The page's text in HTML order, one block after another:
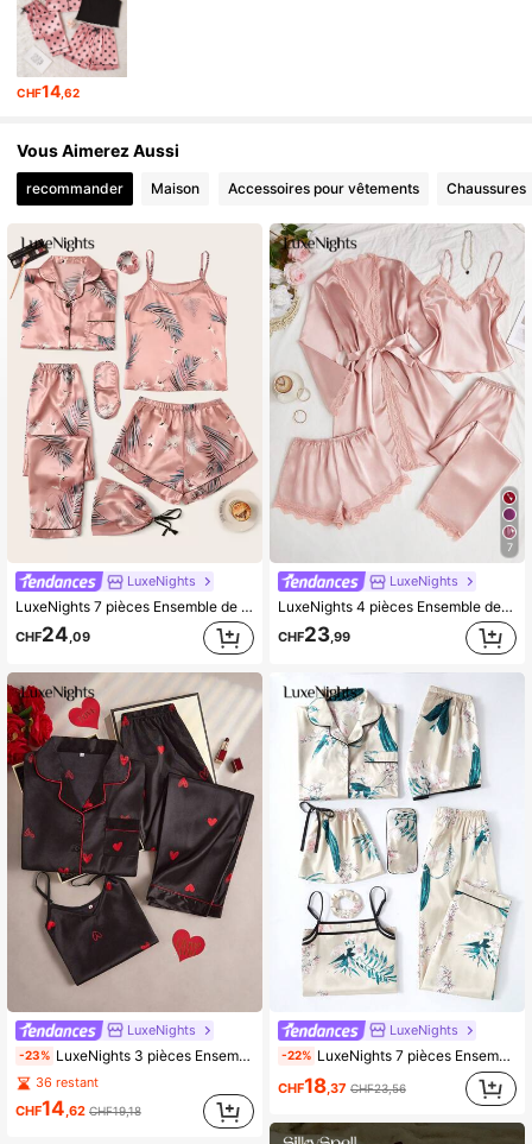
4,88
4,88 264K Suiveurs
4,88 264K Suiveurs
CHF14 ,62
Vous Aimerez Aussi
recommander Maison Accessoires pour vêtements Chaussures
LuxeNights
LuxeNights 7 pièces Ensemble de pyjama en satin avec imprimé grue et tropical, vêtements d'automne et d'hiver confortables et élégants
CHF24,09
LuxeNights
-23% LuxeNights 3 pièces Ensemble de pyjamas avec haut imprimé cœur en faux soie, pantalon long et short, vêtements d'automne et d'hiver
36 restant
CHF14 ,62 CHF19,18
7
LuxeNights
LuxeNights 4 pièces Ensemble de haut de type camisole et short, pantalon et robe de chambre ceinturée en imitation soie avec patchwork de dentelle. Ensemble de pyjama, vêtements d'automne-hiver confortables et élégants
CHF23,99
LuxeNights
-22% LuxeNights 7 pièces Ensemble de pyjama en satin à imprimé floral, vêtements d'automne et d'hiver confortables et élégants
CHF18 ,37 CHF23,56